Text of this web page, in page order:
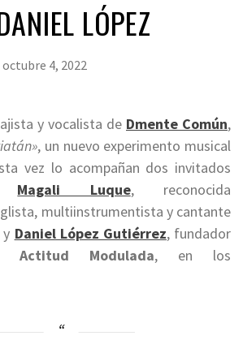
LÓPEZ
octubre 4, 2022
y vocalista de Dmente Común,
, un nuevo experimento musical
vez lo acompañan dos invitados
Magali Luque, reconocida
multiinstrumentista y cantante
y Daniel López Gutiérrez, fundador
Actitud Modulada, en los